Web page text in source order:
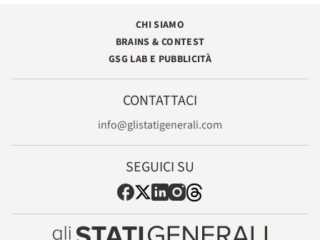
CHI SIAMO
BRAINS & CONTEST
GSG LAB E PUBBLICITÀ
CONTATTACI
info@glistatigenerali.com
SEGUICI SU